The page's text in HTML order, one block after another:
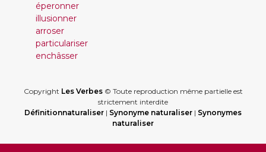
éperonner
illusionner
arroser
particulariser
enchâsser
Copyright Les Verbes© Toute reproduction même partielle est
strictement interdite
Définitionnaturaliser | Synonyme naturaliser | Synonymes
naturaliser